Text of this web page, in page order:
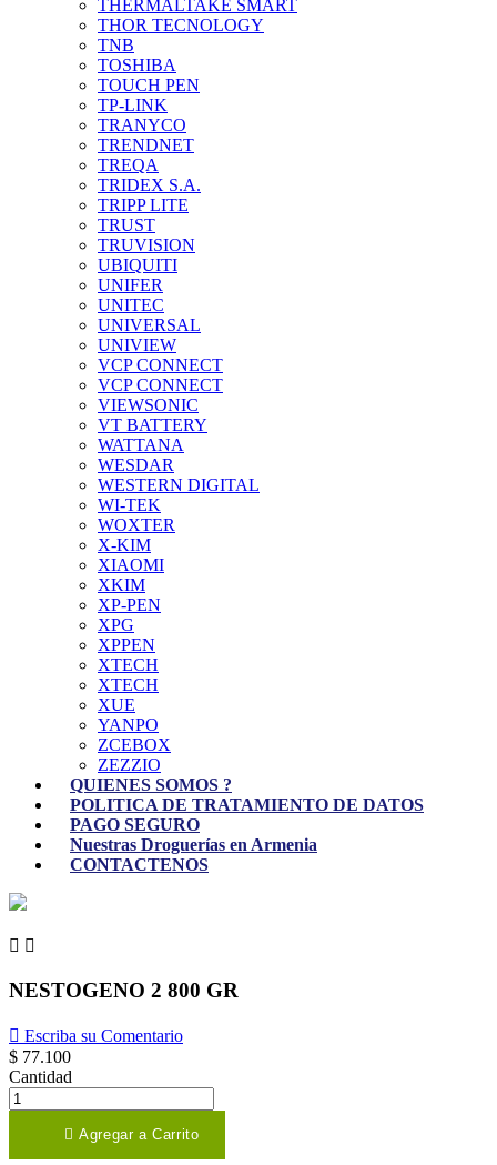
THERMALTAKE SMART
THOR TECNOLOGY
TNB
TOSHIBA
TOUCH PEN
TP-LINK
TRANYCO
TRENDNET
TREQA
TRIDEX S.A.
TRIPP LITE
TRUST
TRUVISION
UBIQUITI
UNIFER
UNITEC
UNIVERSAL
UNIVIEW
VCP CONNECT
VCP CONNECT
VIEWSONIC
VT BATTERY
WATTANA
WESDAR
WESTERN DIGITAL
WI-TEK
WOXTER
X-KIM
XIAOMI
XKIM
XP-PEN
XPG
XPPEN
XTECH
XTECH
XUE
YANPO
ZCEBOX
ZEZZIO
QUIENES SOMOS ?
POLITICA DE TRATAMIENTO DE DATOS
PAGO SEGURO
Nuestras Droguerías en Armenia
CONTACTENOS
 
NESTOGENO 2 800 GR
 Escriba su Comentario
$ 77.100
Cantidad
 Agregar a Carrito